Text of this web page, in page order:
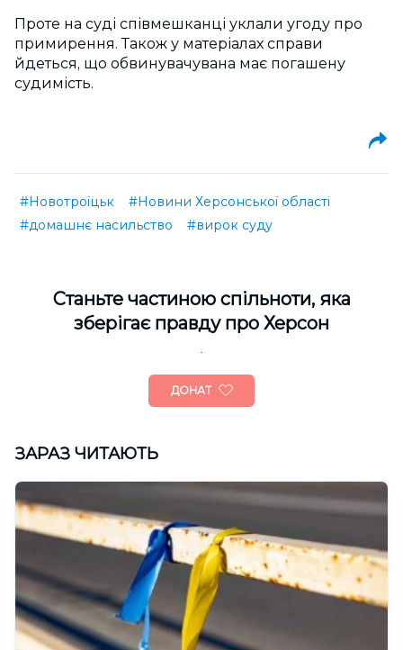
Проте на суді співмешканці уклали угоду про
примирення. Також у матеріалах справи
йдеться, що обвинувачувана має погашену
судимість.
#Новотроїцьк
#Новини Херсонської області
#домашнє насильство
#вирок суду
Cтаньте частиною спільноти, яка
зберігає правду про Херсон
ДОНАТ
ЗАРАЗ ЧИТАЮТЬ